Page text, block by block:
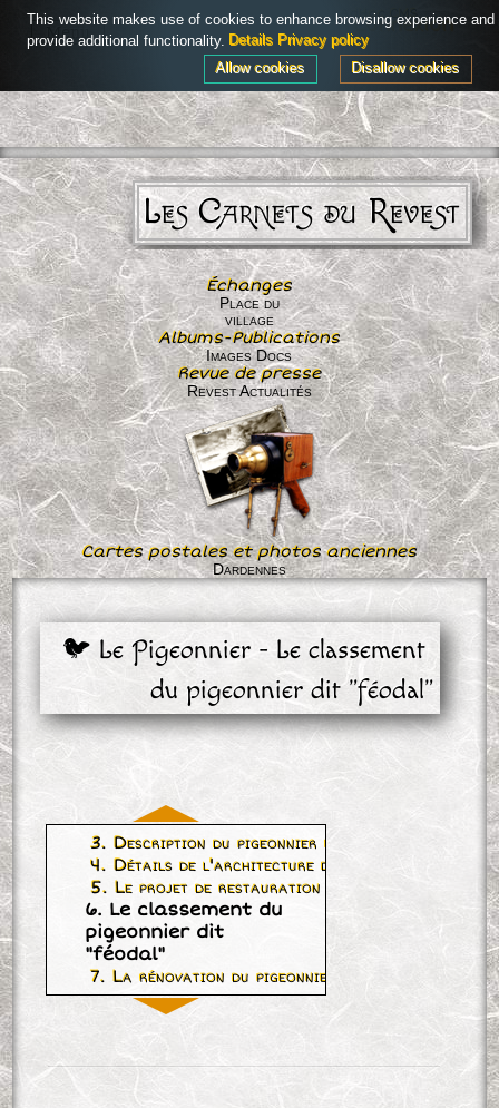
Menu
Les Carnets du Revest
Connexion
Place du
village
Échanges
Images Docs
Albums-Publications
Revest Actualités
Revue de presse
Dardennes
Cartes postales et photos anciennes
🐦 Le Pigeonnier - Le classement
du pigeonnier dit "féodal"
3. Description du pigeonnier en mars 2005
4. Détails de l'architecture des pigeonniers
5. Le projet de restauration en 2005
6. Le classement du
pigeonnier dit
"féodal"
7. La rénovation du pigeonnier
Powered byAdHoc CMS
This website makes use of cookies to enhance browsing experience and
provide additional functionality. Details Privacy policy
Disallow cookies
Allow cookies